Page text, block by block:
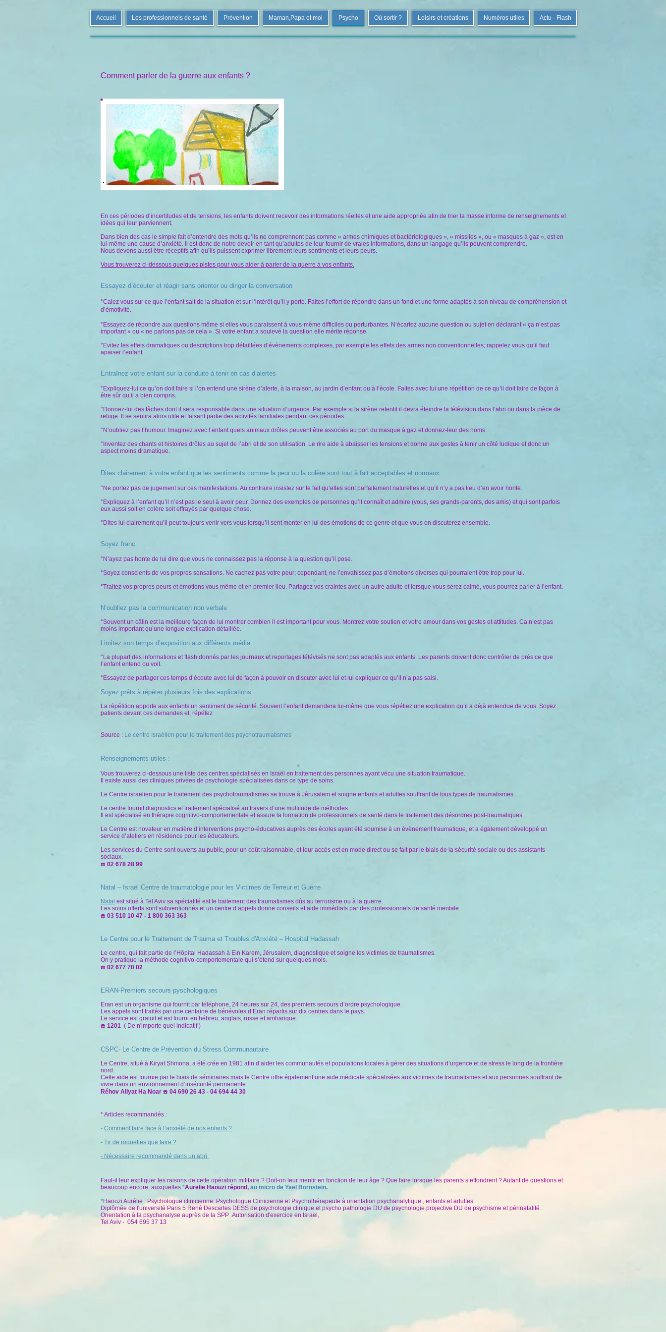
Accueil Les professionnels de santé Prévention Maman,Papa et moi Psycho Où sortir ? Loisirs et créations Numéros utiles Actu - Flash
Comment parler de la guerre aux enfants ?
En ces périodes d’incertitudes et de tensions, les enfants doivent recevoir des informations réelles et une aide appropriée afin de trier la masse informe de renseignements et
idées qui leur parviennent.
Dans bien des cas le simple fait d’entendre des mots qu’ils ne comprennent pas comme « armes chimiques et bactériologiques », « missiles », ou « masques à gaz », est en
lui-même une cause d’anxiété. Il est donc de notre devoir en tant qu’adultes de leur fournir de vraies informations, dans un langage qu’ils peuvent comprendre.
Nous devons aussi être réceptifs afin qu’ils puissent exprimer librement leurs sentiments et leurs peurs.
Vous trouverez ci-dessous quelques pistes pour vous aider à parler de la guerre à vos enfants.
Essayez d’écouter et réagir sans orienter ou diriger la conversation
°Calez vous sur ce que l’enfant sait de la situation et sur l’intérêt qu’il y porte. Faites l’effort de répondre dans un fond et une forme adaptés à son niveau de compréhension et
d’émotivité.
°Essayez de répondre aux questions même si elles vous paraissent à vous-même difficiles ou perturbantes. N’écartez aucune question ou sujet en déclarant « ça n’est pas
important » ou « ne parlons pas de cela ». Si votre enfant a soulevé la question elle mérite réponse.
°Evitez les effets dramatiques ou descriptions trop détaillées d’évènements complexes, par exemple les effets des armes non conventionnelles; rappelez vous qu’il faut
apaiser l’enfant.
Entraînez votre enfant sur la conduite à tenir en cas d’alertes
°Expliquez-lui ce qu’on doit faire si l’on entend une sirène d’alerte, à la maison, au jardin d’enfant ou à l’école. Faites avec lui une répétition de ce qu’il doit faire de façon à
être sûr qu’il a bien compris.
°Donnez-lui des tâches dont il sera responsable dans une situation d’urgence. Par exemple si la sirène retentit il devra éteindre la télévision dans l’abri ou dans la pièce de
refuge. Il se sentira alors utile et faisant partie des activités familiales pendant ces périodes.
°N’oubliez pas l’humour. Imaginez avec l’enfant quels animaux drôles peuvent être associés au port du masque à gaz et donnez-leur des noms.
°Inventez des chants et histoires drôles au sujet de l’abri et de son utilisation. Le rire aide à abaisser les tensions et donne aux gestes à tenir un côté ludique et donc un
aspect moins dramatique.
Dites clairement à votre enfant que les sentiments comme la peur ou la colère sont tout à fait acceptables et normaux
°Ne portez pas de jugement sur ces manifestations. Au contraire insistez sur le fait qu’elles sont parfaitement naturelles et qu’il n’y a pas lieu d’en avoir honte.
°Expliquez à l’enfant qu’il n’est pas le seul à avoir peur. Donnez des exemples de personnes qu’il connaît et admire (vous, ses grands-parents, des amis) et qui sont parfois
eux aussi soit en colère soit effrayés par quelque chose.
°Dites lui clairement qu’il peut toujours venir vers vous lorsqu’il sent monter en lui des émotions de ce genre et que vous en discuterez ensemble.
Soyez franc
°N’ayez pas honte de lui dire que vous ne connaissez pas la réponse à la question qu’il pose.
°Soyez conscients de vos propres sensations. Ne cachez pas votre peur; cependant, ne l’envahissez pas d’émotions diverses qui pourraient être trop pour lui.
°Traitez vos propres peurs et émotions vous même et en premier lieu. Partagez vos craintes avec un autre adulte et lorsque vous serez calmé, vous pourrez parler à l’enfant.
N’oubliez pas la communication non verbale
°Souvent un câlin est la meilleure façon de lui montrer combien il est important pour vous. Montrez votre soutien et votre amour dans vos gestes et attitudes. Ca n’est pas
moins important qu’une longue explication détaillée.
Limitez son temps d’exposition aux différents média
°La plupart des informations et flash donnés par les journaux et reportages télévisés ne sont pas adaptés aux enfants. Les parents doivent donc contrôler de près ce que
l’enfant entend ou voit.
°Essayez de partager ces temps d’écoute avec lui de façon à pouvoir en discuter avec lui et lui expliquer ce qu’il n’a pas saisi.
Soyez prêts à répéter plusieurs fois des explications
La répétition apporte aux enfants un sentiment de sécurité. Souvent l’enfant demandera lui-même que vous répétiez une explication qu’il a déjà entendue de vous. Soyez
patients devant ces demandes et, répétez
Source : Le centre Israélien pour le traitement des psychotraumatismes
Renseignements utiles :
Vous trouverez ci-dessous une liste des centres spécialisés en Israël en traitement des personnes ayant vécu une situation traumatique.
Il existe aussi des cliniques privées de psychologie spécialisées dans ce type de soins.
Le Centre israëlien pour le traitement des psychotraumatismes se trouve à Jérusalem et soigne enfants et adultes souffrant de tous types de traumatismes.
Le centre fournit diagnostics et traitement spécialisé au travers d’une multitude de méthodes.
Il est spécialisé en thérapie cognitivo-comportementale et assure la formation de professionnels de santé dans le traitement des désordres post-traumatiques.
Le Centre est novateur en matière d’interventions psycho-éducatives auprès des écoles ayant été soumise à un évènement traumatique, et a également développé un
service d’ateliers en résidence pour les éducateurs.
Les services du Centre sont ouverts au public, pour un coût raisonnable, et leur accès est en mode direct ou se fait par le biais de la sécurité sociale ou des assistants
sociaux.
☎️ 02 678 28 99
Natal – Israël Centre de traumatologie pour les Victimes de Terreur et Guerre
Natal est situé à Tel Aviv sa spécialité est le traitement des traumatismes dûs au terrorisme ou à la guerre.
Les soins offerts sont subventionnés et un centre d’appels donne conseils et aide immédiats par des professionnels de santé mentale.
☎️ 03 510 10 47 - 1 800 363 363
Le Centre pour le Traitement de Trauma et Troubles d'Anxiété – Hospital Hadassah
Le centre, qui fait partie de l’Hôpital Hadassah à Ein Karem, Jérusalem, diagnostique et soigne les victimes de traumatismes.
On y pratique la méthode cognitivo-comportementale qui s’étend sur quelques mois.
☎️ 02 677 70 02
ERAN-Premiers secours pyschologiques
Eran est un organisme qui fournit par téléphone, 24 heures sur 24, des premiers secours d’ordre psychologique.
Les appels sont traités par une centaine de bénévoles d’Eran répartis sur dix centres dans le pays.
Le service est gratuit et est fourni en hébreu, anglais, russe et amharique.
☎️ 1201 ( De n'importe quel indicatif )
CSPC- Le Centre de Prévention du Stress Communautaire
Le Centre, situé à Kiryat Shmona, a été crée en 1981 afin d’aider les communautés et populations locales à gérer des situations d’urgence et de stress le long de la frontière
nord.
Cette aide est fournie par le biais de séminaires mais le Centre offre également une aide médicale spécialisées aux victimes de traumatismes et aux personnes souffrant de
vivre dans un environnement d’insécurité permanente
Réhov Aliyat Ha Noar ☎️ 04 690 26 43 - 04 694 44 30
* Articles recommandés :
- Comment faire face à l’anxiété de nos enfants ?
- Tir de roquettes que faire ?
- Nécessaire recommandé dans un abri
Faut-il leur expliquer les raisons de cette opération militaire ? Doit-on leur mentir en fonction de leur âge ? Que faire lorsque les parents s’effondrent ? Autant de questions et
beaucoup encore, auxquelles *Aurelie Haouzi répond, au micro de Yaël Bornstein.
*Haouzi Aurélie : Psychologue clinicienne. Psychologue Clinicienne et Psychothérapeute à orientation psychanalytique , enfants et adultes.
Diplômée de l'université Paris 5 René Descartes DESS de psychologie clinique et psycho pathologie DU de psychologie projective DU de psychisme et périnatalité .
Orientation à la psychanalyse auprès de la SPP .Autorisation d'exercice en Israël,
Tel Aviv - 054 695 37 13